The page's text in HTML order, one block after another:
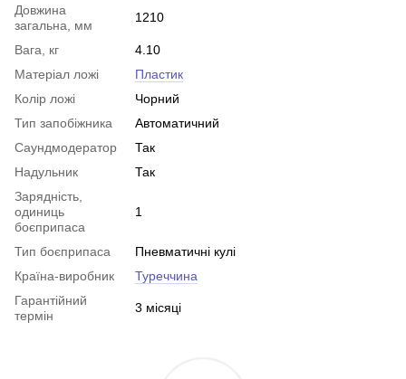
Довжина
загальна, мм
1210
Вага, кг
4.10
Матеріал ложі
Пластик
Колір ложі
Чорний
Тип запобіжника
Автоматичний
Саундмодератор
Так
Надульник
Так
Зарядність,
одиниць
боєприпаса
1
Тип боєприпаса
Пневматичні кулі
Країна-виробник
Туреччина
Гарантійний
термін
3 місяці